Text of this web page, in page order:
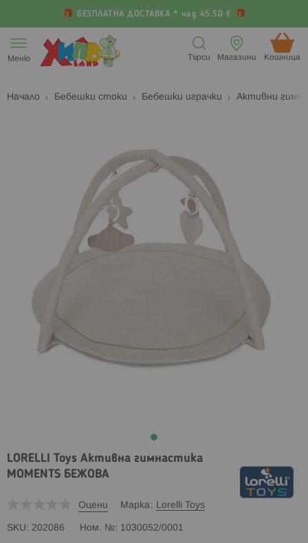
БЕЗПЛАТНА ДОСТАВКА * над 45.50 €
към
съдържанието
Меню Кошница (
Магазини
Търси
Начало Бебешки стоки Бебешки играчки Активни
LORELLI Toys Активна гимнастика
MOMENTS БЕЖОВА
Оцени Марка Lorelli Toys
SKU 202086 Ном. № 1030052/0001